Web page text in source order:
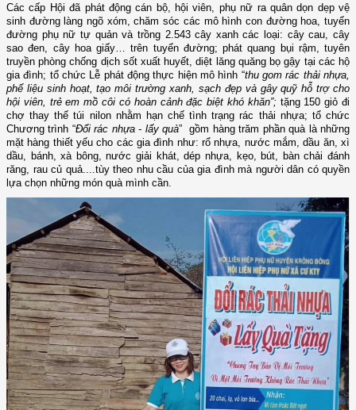
Các cấp Hội đã phát động cán bộ, hội viên, phụ nữ ra quân dọn dẹp vệ
sinh đường làng ngõ xóm,chăm sóc các mô hình con đường hoa, tuyến
đường phụ nữ tự quảnvà trồng 2.543cây xanh các loại: cây cau , cây
sao đen, cây hoa giấy…trên tuyến đường; phát quang bụi rậm, tuyên
truyền phòng chống dịch sốt xuất huyết, diệt lăng quăng bọ gậy tại các hộ
gia đình; tổ chức Lễ phát động thực hiện mô hình “thu gom rác thải nhựa,
phế liệu sinh hoạt, tạo môi trường xanh, sạch đẹp và gây quỹ hỗ trợ cho
hội viên, trẻ em mồ côi có hoàn cảnh đặc biệt khó khăn”; tặng 150giỏ đi
chợ thay thế túi nilon nhằm hạn chế tình trạng rác thải nhựa; tổ chức
Chương trình “Đổi rác nhựa - lấy quà” gồm hàng trăm phần quà lànhững
mặt hàng thiết yếu cho các gia đình như: rổ nhựa, nước mắm, dầu ăn, xì
dầu, bánh, xà bông, nước giải khát, dép nhựa, kẹo, bút, bàn chải đánh
răng, rau củ quả.... tùy theo nhu cầu của gia đình mà người dân có quyền
lựa chọn những món quà mình cần.